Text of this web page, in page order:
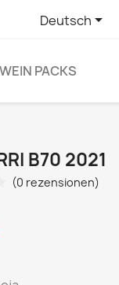
Deutsch
WEIN PACKS
B70 2021
(0 rezensionen)